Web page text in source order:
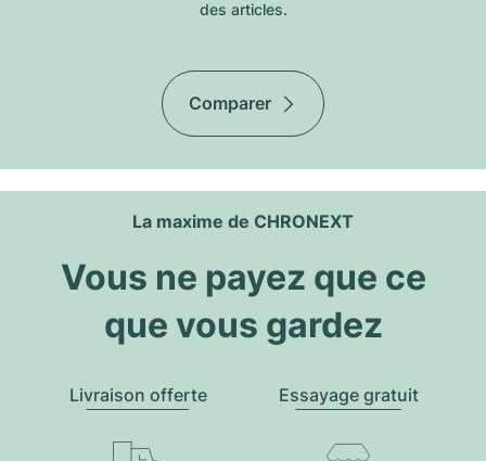
des articles.
Comparer
La maxime de CHRONEXT
Vous ne payez que ce
que vous gardez
Livraison offerte Essayage gratuit